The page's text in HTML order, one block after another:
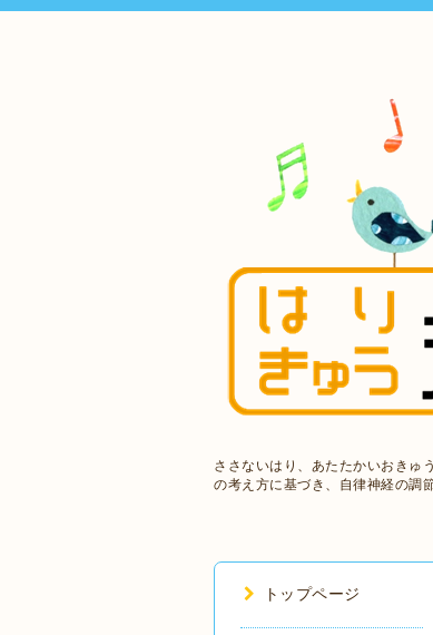
ささないはり、あたたかいおきゅ
の考え方に基づき、自律神経の調
トップページ